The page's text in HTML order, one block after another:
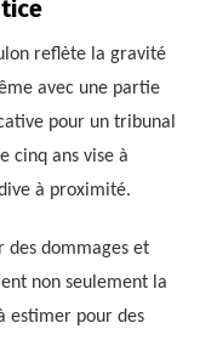
reflète la gravité
avec une partie
pour un tribunal
cinq ans vise à
à proximité.
des dommages et
non seulement la
estimer pour des